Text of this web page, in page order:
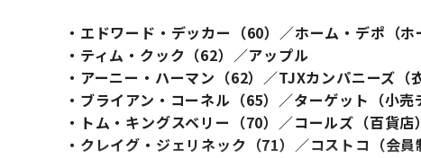
・エドワード・デッカー（60）／ホーム・デポ（ホ
・ティム・クック（62）／アップル
・アーニー・ハーマン（62）／TJXカンパニーズ（
・ブライアン・コーネル（65）／ターゲット（小売
・トム・キングスベリー（70）／コールズ（百貨店）
・クレイグ・ジェリネック（71）／コストコ（会